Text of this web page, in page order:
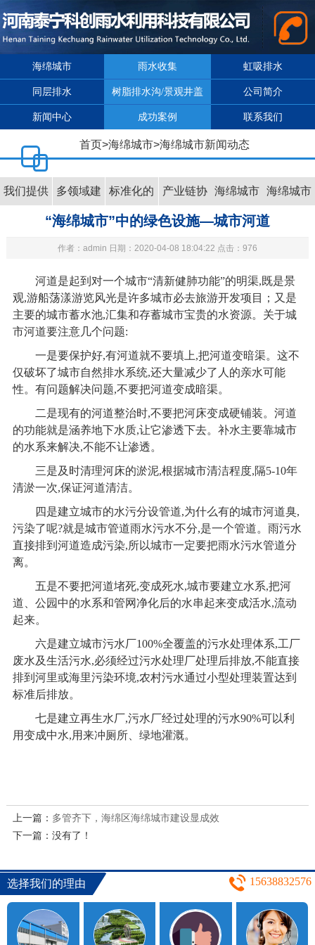
海绵城市 雨水收集 虹吸排水
同层排水 树脂排水沟/景观井盖 公司简介
新闻中心 成功案例 联系我们
首页>海绵城市>海绵城市新闻动态
我们提供 多领域建
设的技术
支持
标准化的
运行与维
护
产业链协
同与产业
化落地
海绵城市
政策指引
海绵城市
新闻动态
“海绵城市”中的绿色设施—城市河道
作者：admin 日期：2020-04-08 18:04:22 点击：976
河道是起到对一个城市“清新健肺功能”的明渠,既是景
观,游船荡漾游览风光是许多城市必去旅游开发项目；又是
主要的城市蓄水池,汇集和存蓄城市宝贵的水资源。关于城
市河道要注意几个问题:
一是要保护好,有河道就不要填上,把河道变暗渠。这不
仅破坏了城市自然排水系统,还大量减少了人的亲水可能
性。有问题解决问题,不要把河道变成暗渠。
二是现有的河道整治时,不要把河床变成硬铺装。河道
的功能就是涵养地下水质,让它渗透下去。补水主要靠城市
的水系来解决,不能不让渗透。
三是及时清理河床的淤泥,根据城市清洁程度,隔5-10年
清淤一次,保证河道清洁。
四是建立城市的水污分设管道,为什么有的城市河道臭,
污染了呢?就是城市管道雨水污水不分,是一个管道。雨污水
直接排到河道造成污染,所以城市一定要把雨水污水管道分
离。
五是不要把河道堵死,变成死水,城市要建立水系,把河
道、公园中的水系和管网净化后的水串起来变成活水,流动
起来。
六是建立城市污水厂100%全覆盖的污水处理体系,工厂
废水及生活污水,必须经过污水处理厂处理后排放,不能直接
排到河里或海里污染环境,农村污水通过小型处理装置达到
标准后排放。
七是建立再生水厂,污水厂经过处理的污水90%可以利
用变成中水,用来冲厕所、绿地灌溉。
上一篇： 多管齐下，海绵区海绵城市建设显成效
下一篇：没有了！
选择我们的理由 15638832576